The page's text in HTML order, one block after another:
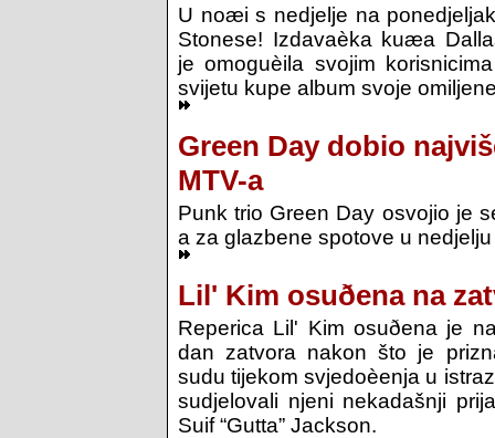
U noæi s nedjelje na
Stonese! Izdavaèka kuæa
je omoguèila svojim
svijetu kupe album svoje
Green Day dobio
MTV-a
Punk trio Green Day osvojio je
a za glazbene spotove u
Lil' Kim osuðena na
Reperica Lil' Kim osuðena je
dan zatvora nakon što je
sudu tijekom svjedoèenja u
sudjelovali njeni nekadašnji
Suif “Gutta” Jackson.